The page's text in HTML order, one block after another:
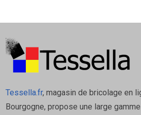
Tessella.fr, magasin de bricolage en
Bourgogne, propose une large